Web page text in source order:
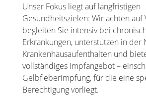
Unser Fokus liegt auf langfristigen
Gesundheitszielen: Wir achten auf
begleiten Sie intensiv bei
Erkrankungen, unterstützen in der
Krankenhausaufenthalten und
vollständiges Impfangebot –
Gelbfieberimpfung, für die eine
Berechtigung vorliegt.